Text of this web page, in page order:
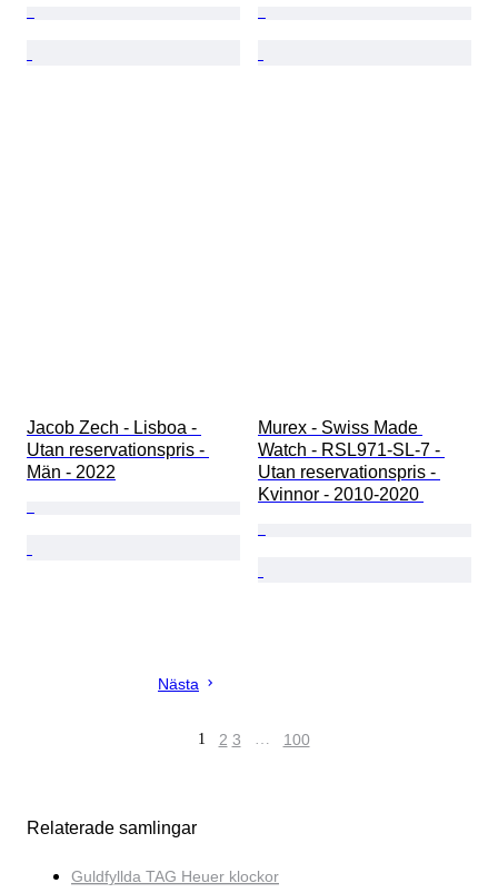
Jacob Zech - Lisboa -
Utan reservationspris -
Män - 2022
Murex - Swiss Made
Watch - RSL971-SL-7 -
Utan reservationspris -
Kvinnor - 2010-2020
Nästa
1 2 3 … 100
Relaterade samlingar
Guldfyllda TAG Heuer klockor